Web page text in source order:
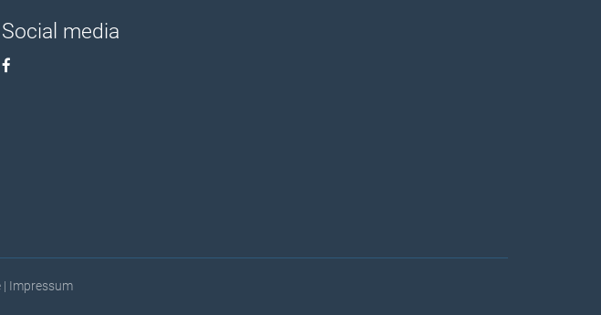
Social media
| Impressum